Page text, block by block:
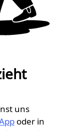
uns
oder in